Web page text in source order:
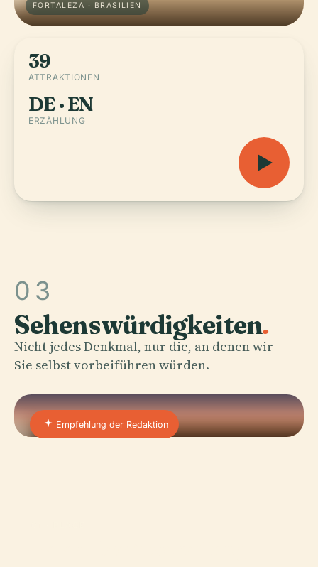
FORTALEZA · BRASILIEN
39
ATTRAKTIONEN
DE · EN
ERZÄHLUNG
03
Sehenswürdigkeiten.
Nicht jedes Denkmal, nur die, an denen wir
Sie selbst vorbeiführen würden.
Empfehlung der Redaktion